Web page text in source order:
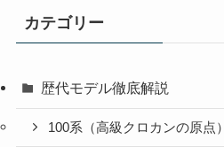
カテゴリー
歴代モデル徹底解説
100系（高級クロカンの原点）